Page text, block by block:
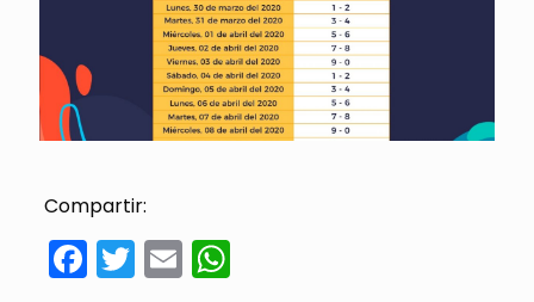
Compartir:
Facebook
Twitter
EmailWhatsApp